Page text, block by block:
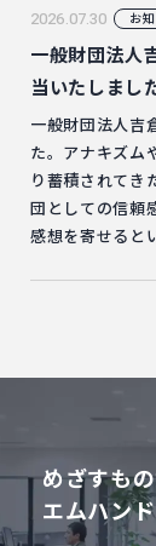
細・お申し込み
2026.07.30 お
一般財団法人
当いたしまし
一般財団法人吉
た。アナキズム
り蓄積されてき
団としての信頼
感想を寄せると
めざすも
エムハンド